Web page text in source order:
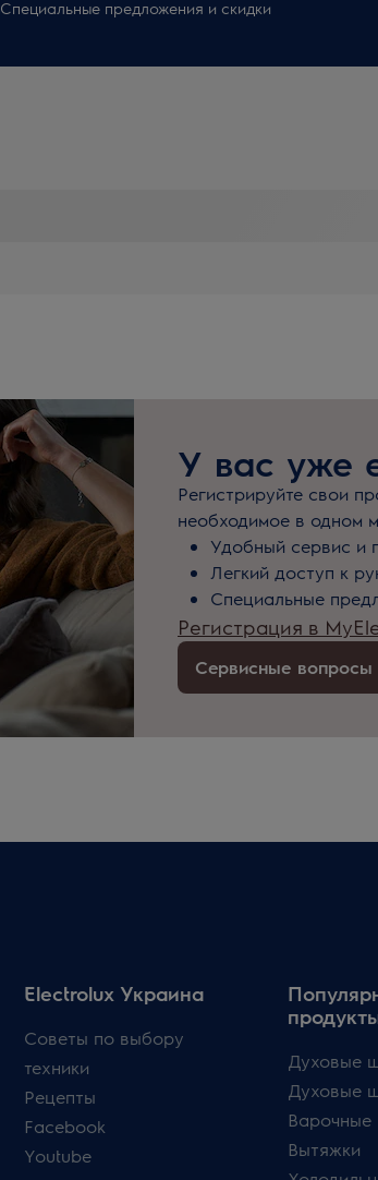
Специальные предложения и скидки
У вас уже
Регистрируйте свои
необходимое в одном
Удобный сервис и
Легкий доступ к
Специальные
Регистрация в
Сервисные вопросы
Electrolux Украина
Советы по выбору
техники
Рецепты
Facebook
Youtube
Духовые
Духовые
Варочные
Вытяжки